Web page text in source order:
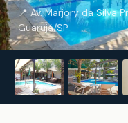
📍 Av. Marjory da Silva
Guarujá/SP